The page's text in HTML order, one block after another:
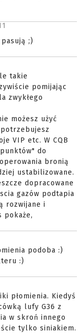
;)
takie
pomijając
zwykłego
możesz użyć
VIP etc. W CQB
do
bronią
ustabilizowane.
dopracowane
gazów podtapia
rozwijane i
pokaże,
podoba :)
:)
płomienia. Kiedyś
lufy G36 z
w skroń innego
tylko siniakiem.